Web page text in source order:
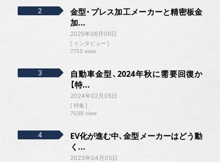
金型・プレス加工メーカーと精密板金
加...
2025年06月06日
インタビュー
7755 view
自動車金型、2024年秋に需要回復か
【特...
2024年02月05日
特集
7038 view
EV化が進む中、金型メーカーはどう動
く...
2023年04月05日